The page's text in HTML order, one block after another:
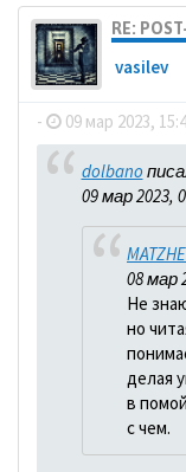
RE:
vasilev
- 09 мар 2023,
dolbano
09 мар 2023,
08 мар
Не
но
делая
в
с чем.